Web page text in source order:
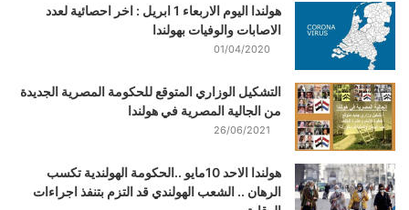
هولندا اليوم الاربعاء 1 ابريل : اخر احصائية لعدد
الاصابات والوفيات بهولندا
01/04/2020
التشكيل الوزاري المتوقع للحكومة المصرية الجديدة
من الجالية المصرية في هولندا
26/06/2021
هولندا الاحد 10مايو ..الحكومة الهولندية تكسب
الرهان .. الشعب الهولندي قد التزم بتنفذ اجراءات